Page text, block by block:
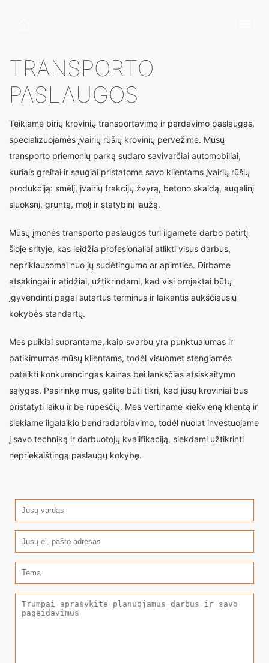
TRANSPORTO
PASLAUGOS
Teikiame birių krovinių transportavimo ir pardavimo paslaugas,
specializuojamės įvairių rūšių krovinių pervežime. Mūsų
transporto priemonių parką sudaro savivarčiai automobiliai,
kuriais greitai ir saugiai pristatome savo klientams įvairių rūšių
produkciją: smėlį, įvairių frakcijų žvyrą, betono skaldą, augalinį
sluoksnį, gruntą, molį ir statybinį laužą.
Mūsų įmonės transporto paslaugos turi ilgamete darbo patirtį
šioje srityje, kas leidžia profesionaliai atlikti visus darbus,
nepriklausomai nuo jų sudėtingumo ar apimties. Dirbame
atsakingai ir atidžiai, užtikrindami, kad visi projektai būtų
įgyvendinti pagal sutartus terminus ir laikantis aukščiausių
kokybės standartų.
Mes puikiai suprantame, kaip svarbu yra punktualumas ir
patikimumas mūsų klientams, todėl visuomet stengiamės
pateikti konkurencingas kainas bei lanksčias atsiskaitymo
sąlygas. Pasirinkę mus, galite būti tikri, kad jūsų kroviniai bus
pristatyti laiku ir be rūpesčių. Mes vertiname kiekvieną klientą ir
siekiame ilgalaikio bendradarbiavimo, todėl nuolat investuojame
į savo techniką ir darbuotojų kvalifikaciją, siekdami užtikrinti
nepriekaištingą paslaugų kokybę.